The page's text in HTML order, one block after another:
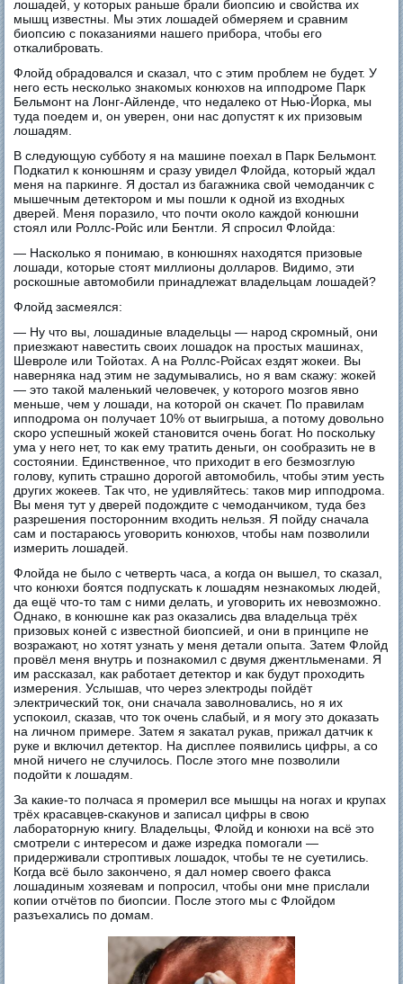
лошадей, у которых раньше брали биопсию и свойства их
мышц известны. Мы этих лошадей обмеряем и сравним
биопсию с показаниями нашего прибора, чтобы его
откалибровать.
Флойд обрадовался и сказал, что с этим проблем не будет. У
него есть несколько знакомых конюхов на ипподроме Парк
Бельмонт на Лонг-Айленде, что недалеко от Нью-Йорка, мы
туда поедем и, он уверен, они нас допустят к их призовым
лошадям.
В следующую субботу я на машине поехал в Парк Бельмонт.
Подкатил к конюшням и сразу увидел Флойда, который ждал
меня на паркинге. Я достал из багажника свой чемоданчик с
мышечным детектором и мы пошли к одной из входных
дверей. Меня поразило, что почти около каждой конюшни
стоял или Роллс-Ройс или Бентли. Я спросил Флойда:
— Насколько я понимаю, в конюшнях находятся призовые
лошади, которые стоят миллионы долларов. Видимо, эти
роскошные автомобили принадлежат владельцам лошадей?
Флойд засмеялся:
— Ну что вы, лошадиные владельцы — народ скромный, они
приезжают навестить своих лошадок на простых машинах,
Шевроле или Тойотах. А на Роллс-Ройсах ездят жокеи. Вы
наверняка над этим не задумывались, но я вам скажу: жокей
— это такой маленький человечек, у которого мозгов явно
меньше, чем у лошади, на которой он скачет. По правилам
ипподрома он получает 10% от выигрыша, а потому довольно
скоро успешный жокей становится очень богат. Но поскольку
ума у него нет, то как ему тратить деньги, он сообразить не в
состоянии. Единственное, что приходит в его безмозглую
голову, купить страшно дорогой автомобиль, чтобы этим уесть
других жокеев. Так что, не удивляйтесь: таков мир ипподрома.
Вы меня тут у дверей подождите с чемоданчиком, туда без
разрешения посторонним входить нельзя. Я пойду сначала
сам и постараюсь уговорить конюхов, чтобы нам позволили
измерить лошадей.
Флойда не было с четверть часа, а когда он вышел, то сказал,
что конюхи боятся подпускать к лошадям незнакомых людей,
да ещё что-то там с ними делать, и уговорить их невозможно.
Однако, в конюшне как раз оказались два владельца трёх
призовых коней с известной биопсией, и они в принципе не
возражают, но хотят узнать у меня детали опыта. Затем Флойд
провёл меня внутрь и познакомил с двумя джентльменами. Я
им рассказал, как работает детектор и как будут проходить
измерения. Услышав, что через электроды пойдёт
электрический ток, они сначала заволновались, но я их
успокоил, сказав, что ток очень слабый, и я могу это доказать
на личном примере. Затем я закатал рукав, прижал датчик к
руке и включил детектор. На дисплее появились цифры, а со
мной ничего не случилось. После этого мне позволили
подойти к лошадям.
За какие-то полчаса я промерил все мышцы на ногах и крупах
трёх красавцев-скакунов и записал цифры в свою
лабораторную книгу. Владельцы, Флойд и конюхи на всё это
смотрели с интересом и даже изредка помогали —
придерживали строптивых лошадок, чтобы те не суетились.
Когда всё было закончено, я дал номер своего факса
лошадиным хозяевам и попросил, чтобы они мне прислали
копии отчётов по биопсии. После этого мы с Флойдом
разъехались по домам.